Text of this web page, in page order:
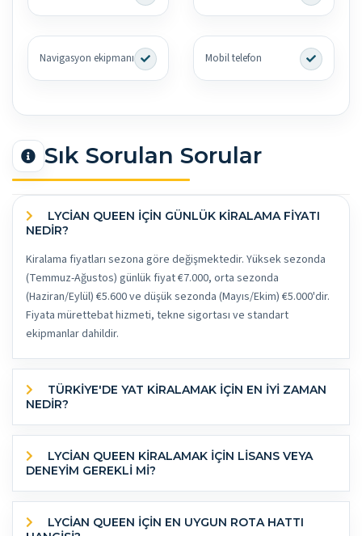
Navigasyon ekipmanı Mobil telefon
Sık Sorulan Sorular
NEDİR?
Kiralama fiyatları sezona göre değişmektedir. Yüksek sezonda
(Temmuz-Ağustos) günlük fiyat €7.000, orta sezonda
(Haziran/Eylül) €5.600 ve düşük sezonda (Mayıs/Ekim) €5.000'dir.
Fiyata mürettebat hizmeti, tekne sigortası ve standart
ekipmanlar dahildir.
NEDİR?
DENEYİM GEREKLİ Mİ?